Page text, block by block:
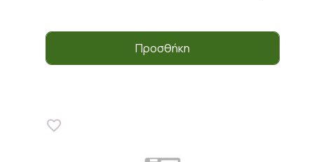
Προσθήκη